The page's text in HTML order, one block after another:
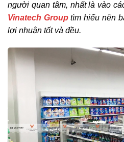
người quan tâm, nhất là vào
Vinatech Grouptìm hiểu nên
lợi nhuận tốt và đều.